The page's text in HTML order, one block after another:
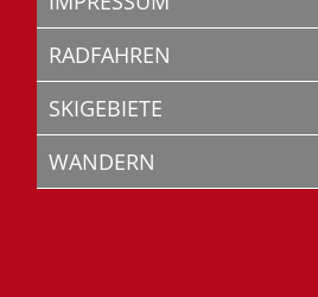
RADFAHREN
SKIGEBIETE
WANDERN